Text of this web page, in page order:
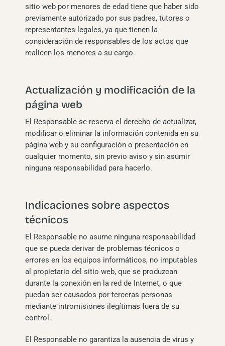
sitio web por menores de edad tiene que haber sido
previamente autorizado por sus padres, tutores o
representantes legales, ya que tienen la
consideración de responsables de los actos que
realicen los menores a su cargo.
Actualización y modificación de la
página web
El Responsable se reserva el derecho de actualizar,
modificar o eliminar la información contenida en su
página web y su configuración o presentación en
cualquier momento, sin previo aviso y sin asumir
ninguna responsabilidad para hacerlo.
Indicaciones sobre aspectos
técnicos
El Responsable no asume ninguna responsabilidad
que se pueda derivar de problemas técnicos o
errores en los equipos informáticos, no imputables
al propietario del sitio web, que se produzcan
durante la conexión en la red de Internet, o que
puedan ser causados por terceras personas
mediante intromisiones ilegítimas fuera de su
control.
El Responsable no garantiza la ausencia de virus y